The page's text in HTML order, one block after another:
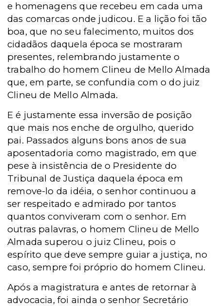
e homenagens que recebeu em cada uma
das comarcas onde judicou. E a lição foi tão
boa, que no seu falecimento, muitos dos
cidadãos daquela época se mostraram
presentes, relembrando justamente o
trabalho do homem Clineu de Mello Almada
que, em parte, se confundia com o do juiz
Clineu de Mello Almada.
E é justamente essa inversão de posição
que mais nos enche de orgulho, querido
pai. Passados alguns bons anos de sua
aposentadoria como magistrado, em que
pese à insistência de o Presidente do
Tribunal de Justiça daquela época em
remove-lo da idéia, o senhor continuou a
ser respeitado e admirado por tantos
quantos conviveram com o senhor. Em
outras palavras, o homem Clineu de Mello
Almada superou o juiz Clineu, pois o
espírito que deve sempre guiar a justiça, no
caso, sempre foi próprio do homem Clineu.
Após a magistratura e antes de retornar à
advocacia, foi ainda o senhor Secretário